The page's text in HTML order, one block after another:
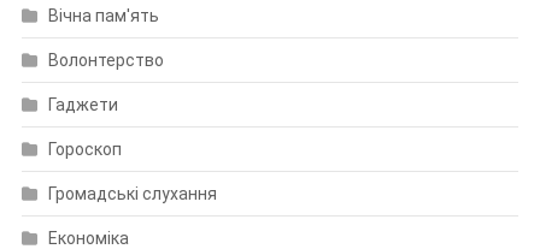
Вічна пам'ять
Волонтерство
Гаджети
Гороскоп
Громадські слухання
Економіка